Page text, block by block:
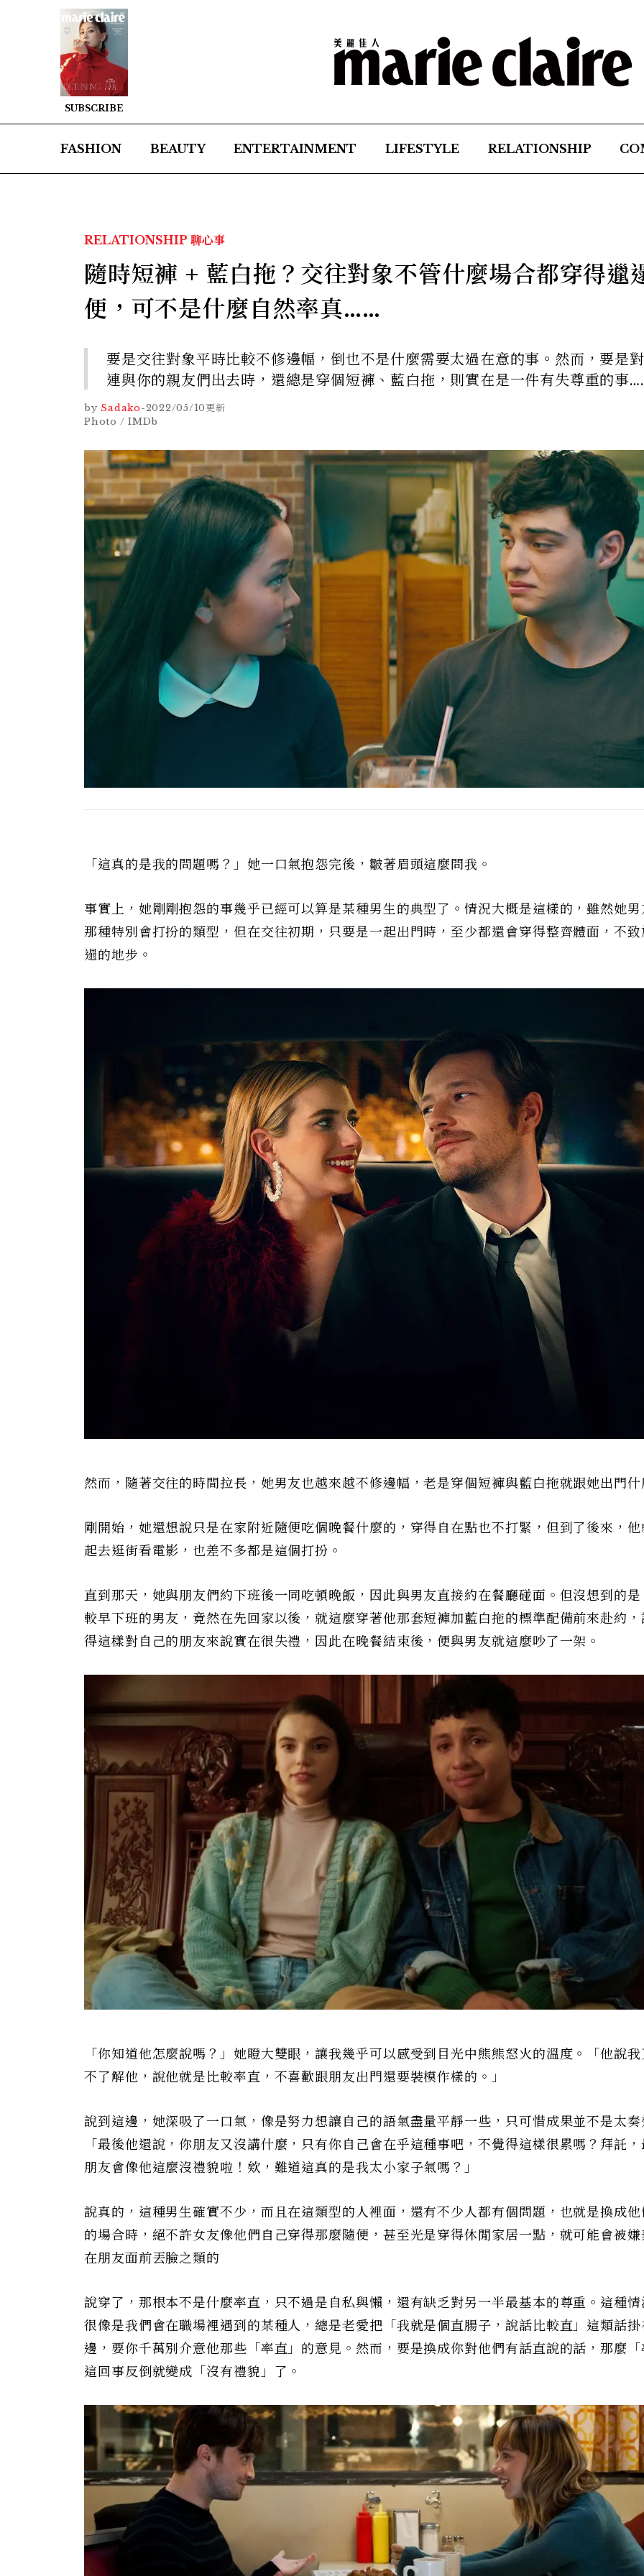
SUBSCRIBE
FASHION BEAUTY ENTERTAINMENT LIFESTYLE RELATIONSHIP
RELATIONSHIP 聊心事
隨時短褲 + 藍白拖？交往對象不管什麼場合都穿得邋
便，可不是什麼自然率真……
要是交往對象平時比較不修邊幅，倒也不是什麼需要太過在意的事。然而，要是
連與你的親友們出去時，還總是穿個短褲、藍白拖，則實在是一件有失尊重的事
by Sadako-2022/05/10更新
Photo / IMDb
「這真的是我的問題嗎？」她一口氣抱怨完後，皺著眉頭這麼問我。
事實上，她剛剛抱怨的事幾乎已經可以算是某種男生的典型了。情況大概是這樣的，雖然她
那種特別會打扮的類型，但在交往初期，只要是一起出門時，至少都還會穿得整齊體面，不
遢的地步。
然而，隨著交往的時間拉長，她男友也越來越不修邊幅，老是穿個短褲與藍白拖就跟她出門
剛開始，她還想說只是在家附近隨便吃個晚餐什麼的，穿得自在點也不打緊，但到了後來，
起去逛街看電影，也差不多都是這個打扮。
直到那天，她與朋友們約下班後一同吃頓晚飯，因此與男友直接約在餐廳碰面。但沒想到的
較早下班的男友，竟然在先回家以後，就這麼穿著他那套短褲加藍白拖的標準配備前來赴約
得這樣對自己的朋友來說實在很失禮，因此在晚餐結束後，便與男友就這麼吵了一架。
「你知道他怎麼說嗎？」她瞪大雙眼，讓我幾乎可以感受到目光中熊熊怒火的溫度。「他說
不了解他，說他就是比較率直，不喜歡跟朋友出門還要裝模作樣的。」
說到這邊，她深吸了一口氣，像是努力想讓自己的語氣盡量平靜一些，只可惜成果並不是太
「最後他還說，你朋友又沒講什麼，只有你自己會在乎這種事吧，不覺得這樣很累嗎？拜託
朋友會像他這麼沒禮貌啦！欸，難道這真的是我太小家子氣嗎？」
說真的，這種男生確實不少，而且在這類型的人裡面，還有不少人都有個問題，也就是換成
的場合時，絕不許女友像他們自己穿得那麼隨便，甚至光是穿得休閒家居一點，就可能會被
在朋友面前丟臉之類的
說穿了，那根本不是什麼率直，只不過是自私與懶，還有缺乏對另一半最基本的尊重。這種
很像是我們會在職場裡遇到的某種人，總是老愛把「我就是個直腸子，說話比較直」這類話
邊，要你千萬別介意他那些「率直」的意見。然而，要是換成你對他們有話直說的話，那麼
這回事反倒就變成「沒有禮貌」了。